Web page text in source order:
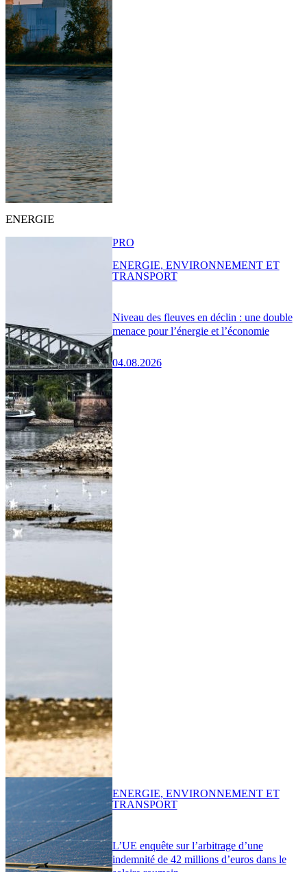
ENERGIE
Niveau des fleuves en déclin : une double
menace pour l’énergie et l’économie
04.08.2026
PRO
ENERGIE, ENVIRONNEMENT ET
TRANSPORT
L’UE enquête sur l’arbitrage d’une
indemnité de 42 millions d’euros dans le
ENERGIE, ENVIRONNEMENT ET
TRANSPORT